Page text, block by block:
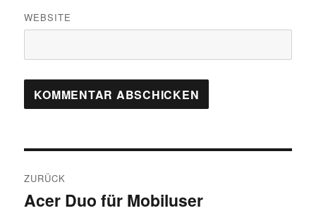
WEBSITE
ZURÜCK
Vorheriger
Acer Duo für Mobiluser